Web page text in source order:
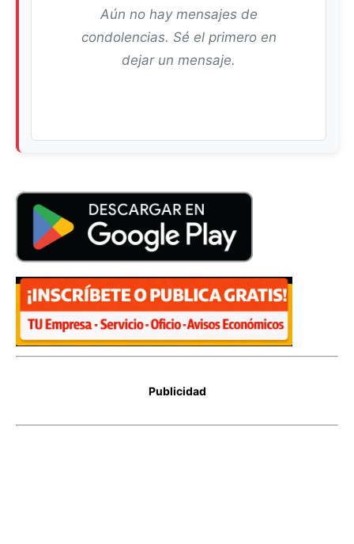
Aún no hay mensajes de
condolencias. Sé el primero en
dejar un mensaje.
Publicidad